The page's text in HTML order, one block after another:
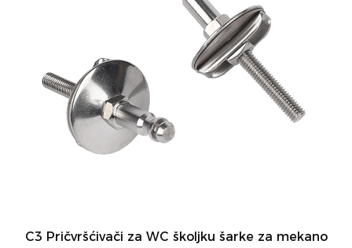
C3 Pričvršćivači za WC školjku šarke za mekano